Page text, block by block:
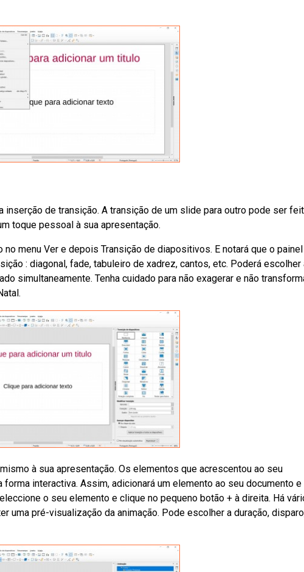
inserção de transição. A transição de um slide para outro pode ser
toque pessoal à sua apresentação.
no menu Ver e depois Transição de diapositivos. E notará que o painel
: diagonal, fade, tabuleiro de xadrez, cantos, etc. Poderá escolher
simultaneamente. Tenha cuidado para não exagerar e não
à sua apresentação. Os elementos que acrescentou ao seu
interactiva. Assim, adicionará um elemento ao seu documento e
o seu elemento e clique no pequeno botão + à direita. Há
uma pré-visualização da animação. Pode escolher a duração,